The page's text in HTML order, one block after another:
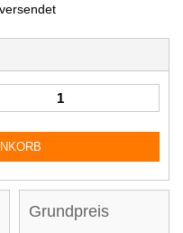
Grundpreis